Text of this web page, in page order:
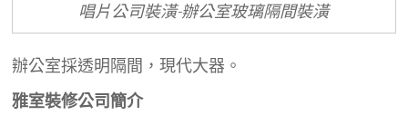
唱片公司裝潢-辦公室玻璃隔間裝潢
辦公室採透明隔間，現代大器。
雅室裝修公司簡介